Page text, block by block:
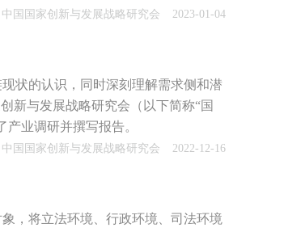
要参考和借鉴意义。
国国家创新与发展战略研究会 2023-01-04
状的认识，同时深刻理解需求侧和潜
新与发展战略研究会（以下简称“国
业调研并撰写报告。
国国家创新与发展战略研究会 2022-12-16
，将立法环境、行政环境、司法环境